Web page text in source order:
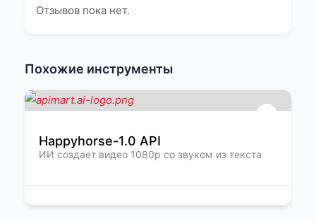
Отзывов пока нет.
Похожие инструменты
Happyhorse-1.0 API
ИИ создает видео 1080p со звуком из текста